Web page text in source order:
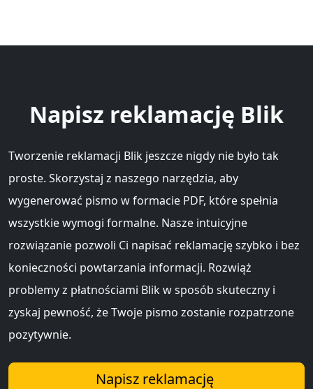
Napisz reklamację Blik
Tworzenie reklamacji Blik jeszcze nigdy nie było tak
proste. Skorzystaj z naszego narzędzia, aby
wygenerować pismo w formacie PDF, które spełnia
wszystkie wymogi formalne. Nasze intuicyjne
rozwiązanie pozwoli Ci napisać reklamację szybko i bez
konieczności powtarzania informacji. Rozwiąż
problemy z płatnościami Blik w sposób skuteczny i
zyskaj pewność, że Twoje pismo zostanie rozpatrzone
pozytywnie.
Napisz reklamację